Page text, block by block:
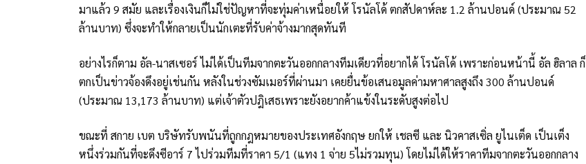
มาแล้ว 9 สมัย และเรื่องเงินก็ไม่ใช่ปัญหาที่จะทุ่มค่าเหนื่อยให้ โรนัลโด้ ตกสัปดาห์ละ 1.2 ล้านปอนด์ (ประมาณ 52
ล้านบาท) ซึ่งจะทำให้กลายเป็นนักเตะที่รับค่าจ้างมากสุดทันที
อย่างไรก็ตาม อัล-นาสเซอร์ ไม่ได้เป็นทีมจากตะวันออกกลางทีมเดียวที่อยากได้ โรนัลโด้ เพราะก่อนหน้านี้ อัล ฮิลาล ก็
ตกเป็นข่าวจ้องดึงอยู่เช่นกัน หลังในช่วงซัมเมอร์ที่ผ่านมา เคยยื่นข้อเสนอมูลค่ามหาศาลสูงถึง 300 ล้านปอนด์
(ประมาณ 13,173 ล้านบาท) แต่เจ้าตัวปฎิเสธเพราะยังอยากค้าแข้งในระดับสูงต่อไป
ขณะที่ สกาย เบต บริษัทรับพนันที่ถูกกฎหมายของประเทศอังกฤษ ยกให้ เชลซี และ นิวคาสเซิ่ล ยูไนเต็ด เป็นเต็ง
หนึ่งร่วมกันที่จะดึงซีอาร์ 7 ไปร่วมทีมที่ราคา 5/1 (แทง 1 จ่าย 5ไม่รวมทุน) โดยไม่ได้ให้ราคาทีมจากตะวันออกกลาง